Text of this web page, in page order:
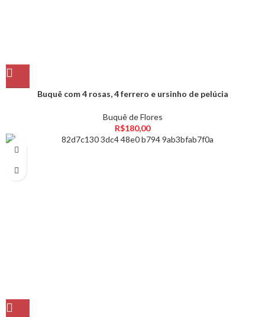
Buquê com 4 rosas, 4 ferrero e ursinho de pelúcia
Buquê de Flores
R$180,00